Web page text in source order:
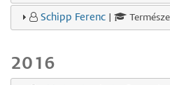
Schipp Ferenc
2016